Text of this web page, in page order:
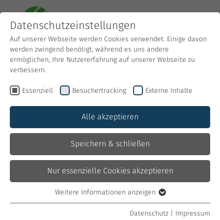
Mach uns noch bunter.
Denn das Gras ist bei uns schon ziemlich grün ;)
Stellenangebot Fachkraft für
Lagerlogistik (m/w/d)
Datenschutzeinstellungen
Auf unserer Webseite werden Cookies verwendet. Einige davon
werden zwingend benötigt, während es uns andere
ermöglichen, Ihre Nutzererfahrung auf unserer Webseite zu
verbessern.
Essenziell Besuchertracking Externe Inhalte
Alle akzeptieren
Speichern & schließen
Nur essenzielle Cookies akzeptieren
Essenzielle Cookies werden für grundlegende Funktionen der
Weitere Informationen anzeigen
Datenschutz Impressum